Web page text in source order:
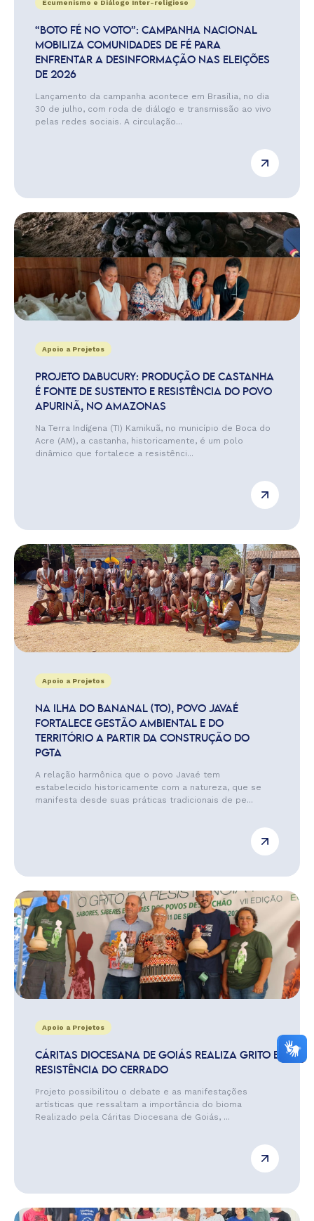
Ecumenismo e Diálogo Inter-religioso
“BOTO FÉ NO VOTO”: CAMPANHA NACIONAL
MOBILIZA COMUNIDADES DE FÉ PARA
ENFRENTAR A DESINFORMAÇÃO NAS ELEIÇÕES
DE 2026
Lançamento da campanha acontece em Brasília, no dia
30 de julho, com roda de diálogo e transmissão ao vivo
pelas redes sociais. A circulação...
Apoio a Projetos
PROJETO DABUCURY: PRODUÇÃO DE CASTANHA
É FONTE DE SUSTENTO E RESISTÊNCIA DO POVO
APURINÃ, NO AMAZONAS
Na Terra Indígena (TI) Kamikuã, no município de Boca do
Acre (AM), a castanha, historicamente, é um polo
dinâmico que fortalece a resistênci...
Apoio a Projetos
NA ILHA DO BANANAL (TO), POVO JAVAÉ
FORTALECE GESTÃO AMBIENTAL E DO
TERRITÓRIO A PARTIR DA CONSTRUÇÃO DO
PGTA
A relação harmônica que o povo Javaé tem
estabelecido historicamente com a natureza, que se
manifesta desde suas práticas tradicionais de pe...
Apoio a Projetos
CÁRITAS DIOCESANA DE GOIÁS REALIZA GRITO E
RESISTÊNCIA DO CERRADO
Projeto possibilitou o debate e as manifestações
artísticas que ressaltam a importância do bioma
Realizado pela Cáritas Diocesana de Goiás, ...